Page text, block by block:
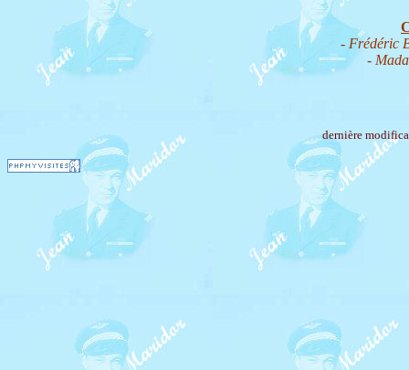
- Frédéric
-
dernière